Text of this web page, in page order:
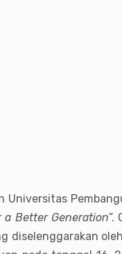
Universitas
Better Generation”.
diselenggarakan